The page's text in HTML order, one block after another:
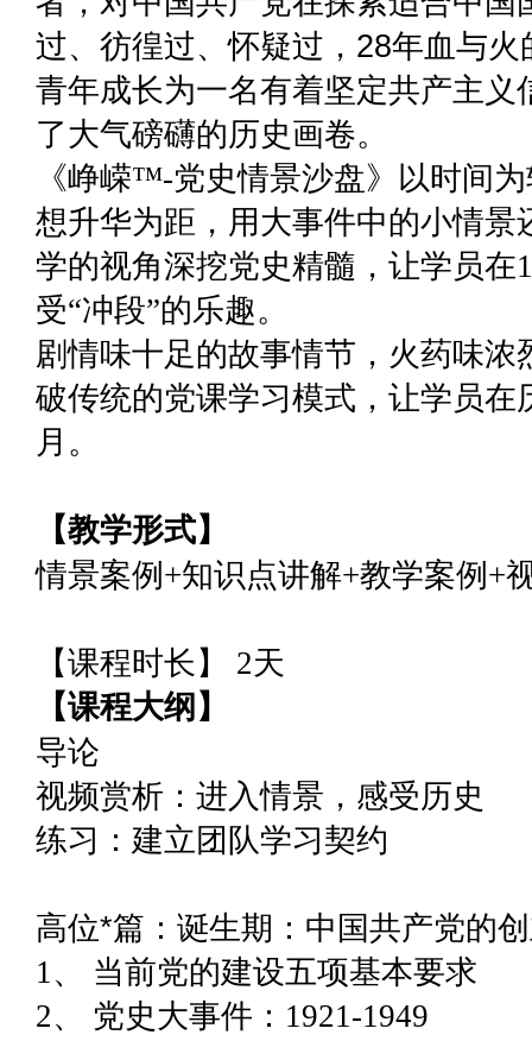
过、彷徨过、怀疑过， 28年血与火
青年成长为一名有着坚定共产主义
了大气磅礴的历史画卷。
《峥嵘™-党史情景沙盘》以时间
想升华为距，用大事件中的小情景
学的视角深挖党史精髓，让学员在
受“冲段”的乐趣。
剧情味十足的故事情节，火药味浓
破传统的党课学习模式，让学员在
月。
【教学形式】
情景案例+知识点讲解+教学案例+
【课程时长】 2天
【课程大纲】
导论
视频赏析：进入情景，感受历史
练习：建立团队学习契约
高位*篇：诞生期：中国共产党的
1、 当前党的建设五项基本要求
2、 党史大事件：1921-1949